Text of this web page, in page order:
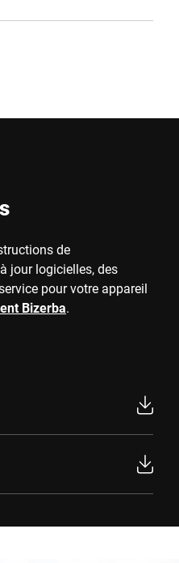
de
jour logicielles, des
pour votre appareil
Bizerba.